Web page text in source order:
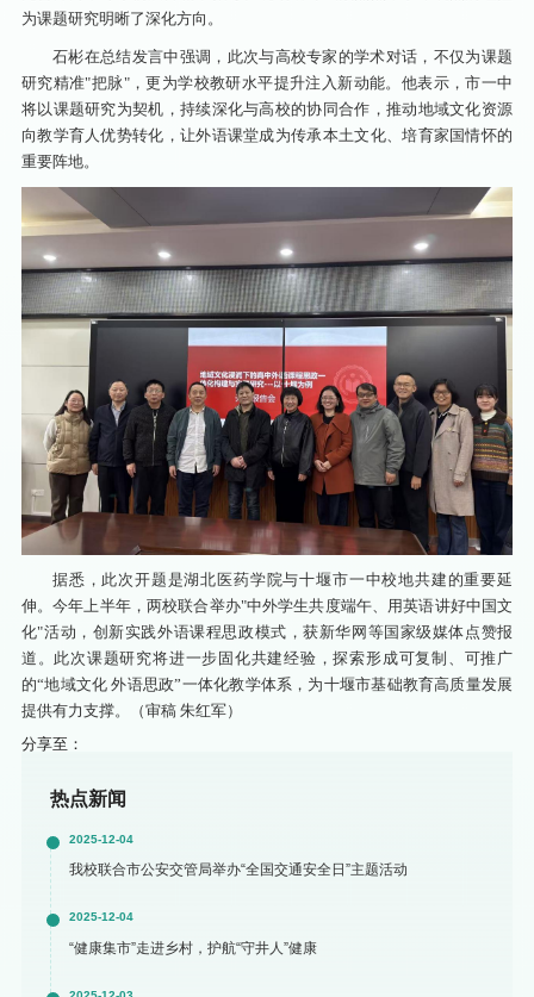
为课题研究明晰了深化方向。
石彬在总结发言中强调，此次与高校专家的学术对话，不仅为课题
研究精准"把脉"，更为学校教研水平提升注入新动能。他表示，市一中
将以课题研究为契机，持续深化与高校的协同合作，推动地域文化资源
向教学育人优势转化，让外语课堂成为传承本土文化、培育家国情怀的
重要阵地。
据悉，此次开题是湖北医药学院与十堰市一中校地共建的重要延
伸。今年上半年，两校联合举办"中外学生共度端午、用英语讲好中国文
化"活动，创新实践外语课程思政模式，获新华网等国家级媒体点赞报
道。此次课题研究将进一步固化共建经验，探索形成可复制、可推广
的“地域文化 外语思政”一体化教学体系，为十堰市基础教育高质量发展
提供有力支撑。（审稿 朱红军）
分享至：
热点新闻
2025-12-04
我校联合市公安交管局举办“全国交通安全日”主题活动
2025-12-04
“健康集市”走进乡村，护航“守井人”健康